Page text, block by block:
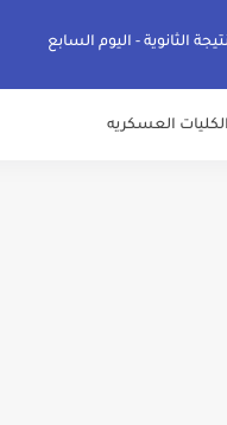
نتيجة الثانوية - اليوم السابع
الكليات العسكريه